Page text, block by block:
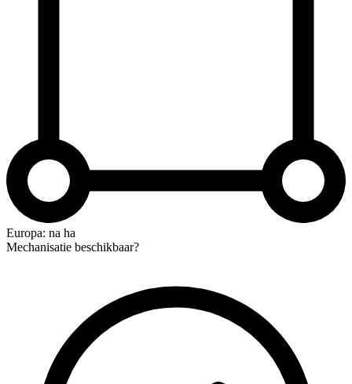
Europa: na ha
Mechanisatie beschikbaar?